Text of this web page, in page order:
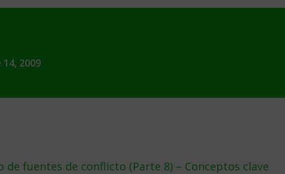
2009
de fuentes de conflicto (Parte 8) – Conceptos clave